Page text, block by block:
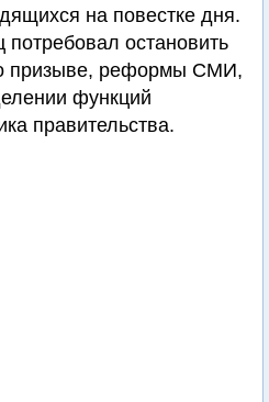
на повестке дня.
остановить
призыве, реформы СМИ,
функций
правительства.